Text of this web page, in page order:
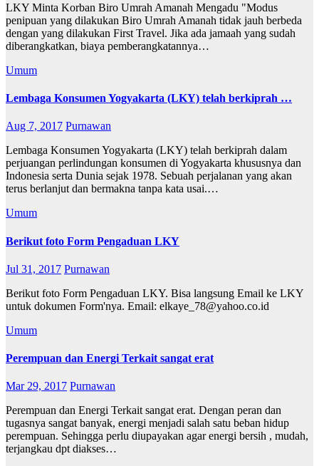
LKY Minta Korban Biro Umrah Amanah Mengadu "Modus
penipuan yang dilakukan Biro Umrah Amanah tidak jauh berbeda
dengan yang dilakukan First Travel. Jika ada jamaah yang sudah
diberangkatkan, biaya pemberangkatannya…
Umum
Lembaga Konsumen Yogyakarta (LKY) telah berkiprah …
Aug 7, 2017 Purnawan
Lembaga Konsumen Yogyakarta (LKY) telah berkiprah dalam
perjuangan perlindungan konsumen di Yogyakarta khususnya dan
Indonesia serta Dunia sejak 1978. Sebuah perjalanan yang akan
terus berlanjut dan bermakna tanpa kata usai.…
Umum
Berikut foto Form Pengaduan LKY
Jul 31, 2017 Purnawan
Berikut foto Form Pengaduan LKY. Bisa langsung Email ke LKY
untuk dokumen Form'nya. Email: elkaye_78@yahoo.co.id
Umum
Perempuan dan Energi Terkait sangat erat
Mar 29, 2017 Purnawan
Perempuan dan Energi Terkait sangat erat. Dengan peran dan
tugasnya sangat banyak, energi menjadi salah satu beban hidup
perempuan. Sehingga perlu diupayakan agar energi bersih , mudah,
terjangkau dpt diakses…